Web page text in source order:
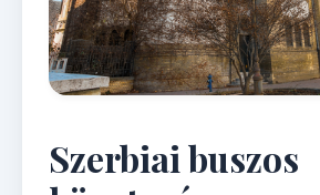
Szerbiai buszos